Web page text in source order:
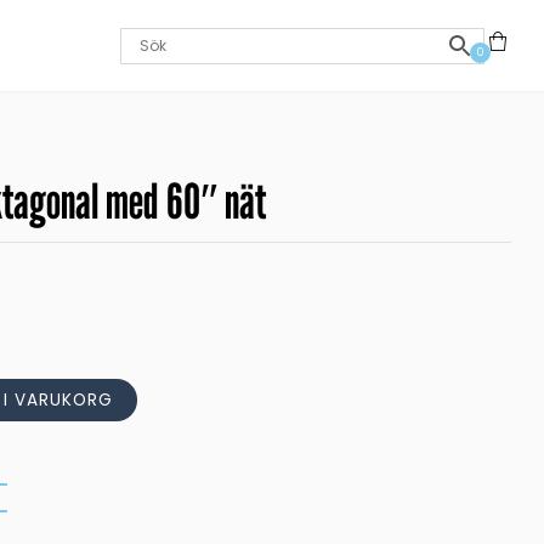
0
med 60″ nät
VARUKORG